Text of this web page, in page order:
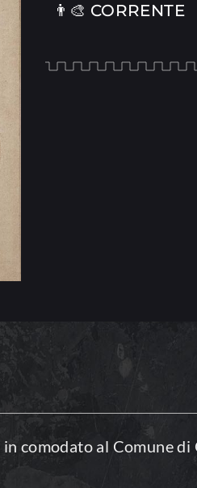
👨‍🎨 CORRENTE
comodato al Comune